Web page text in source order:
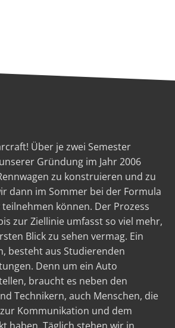
Über je zwei Semester
Gründung im Jahr 2006
zu konstruieren und zu
dann im Sommer bei der Formula
können. Der Prozess
zur Ziellinie umfasst so viel mehr,
Blick zu sehen vermag. Ein
besteht aus Studierenden
Denn um ein Auto
braucht es neben den
Technikern, auch Menschen, die
Kommunikation und dem
haben. Täglich stehen wir in